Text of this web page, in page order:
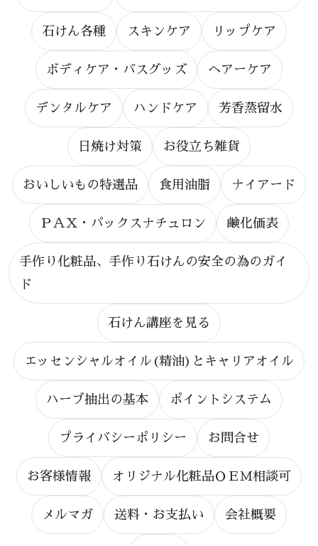
石けん各種 スキンケア リップケア
ボディケア・バスグッズ ヘアーケア
デンタルケア ハンドケア 芳香蒸留水
日焼け対策 お役立ち雑貨
おいしいもの特選品 食用油脂 ナイアード
ＰＡＸ・パックスナチュロン 鹸化価表
手作り化粧品、手作り石けんの安全の為のガイ
ド
石けん講座を見る
エッセンシャルオイル(精油)とキャリアオイル
ハーブ抽出の基本 ポイントシステム
プライバシーポリシー お問合せ
お客様情報 オリジナル化粧品ＯＥＭ相談可
メルマガ 送料・お支払い 会社概要